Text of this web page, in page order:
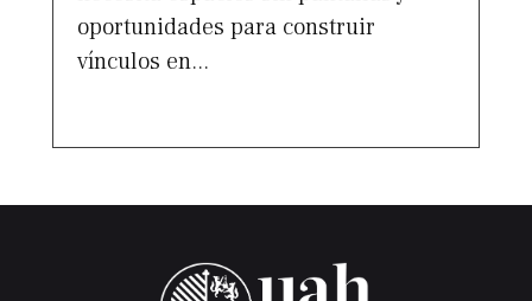
oportunidades para construir
vínculos en...